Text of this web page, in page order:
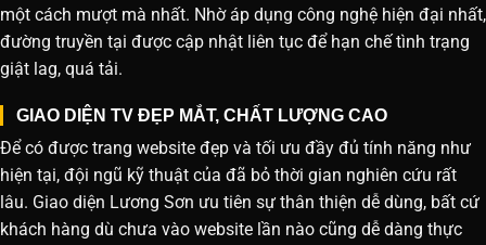
một cách mượt mà nhất. Nhờ áp dụng công nghệ hiện đại nhất,
đường truyền tại được cập nhật liên tục để hạn chế tình trạng
giật lag, quá tải.
GIAO DIỆN TV ĐẸP MẮT, CHẤT LƯỢNG CAO
Để có được trang website đẹp và tối ưu đầy đủ tính năng như
hiện tại, đội ngũ kỹ thuật của đã bỏ thời gian nghiên cứu rất
lâu. Giao diện Lương Sơn ưu tiên sự thân thiện dễ dùng, bất cứ
khách hàng dù chưa vào website lần nào cũng dễ dàng thực